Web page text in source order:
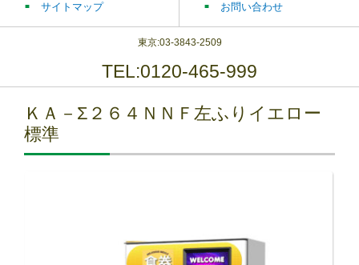
サイトマップ お問い合わせ
東京:03-3843-2509
TEL:0120-465-999
ＫＡ－Σ２６４ＮＮＦ左ふりイエロー
標準